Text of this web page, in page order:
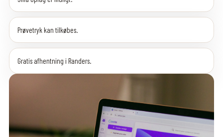
Prøvetryk kan tilkøbes.
Gratis afhentning i Randers.